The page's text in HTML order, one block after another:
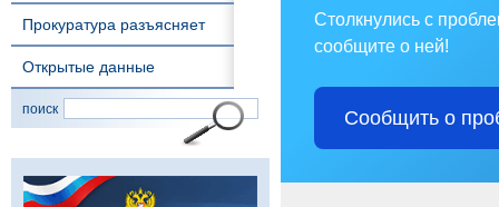
Прокуратура разъясняет
Открытые данные
поиск
Столкнулись с
сообщите о ней!
Сообщить о